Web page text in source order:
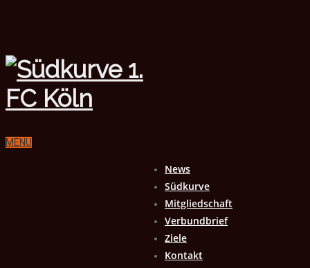
MENU
News
Südkurve
Mitgliedschaft
Verbundbrief
Ziele
Kontakt